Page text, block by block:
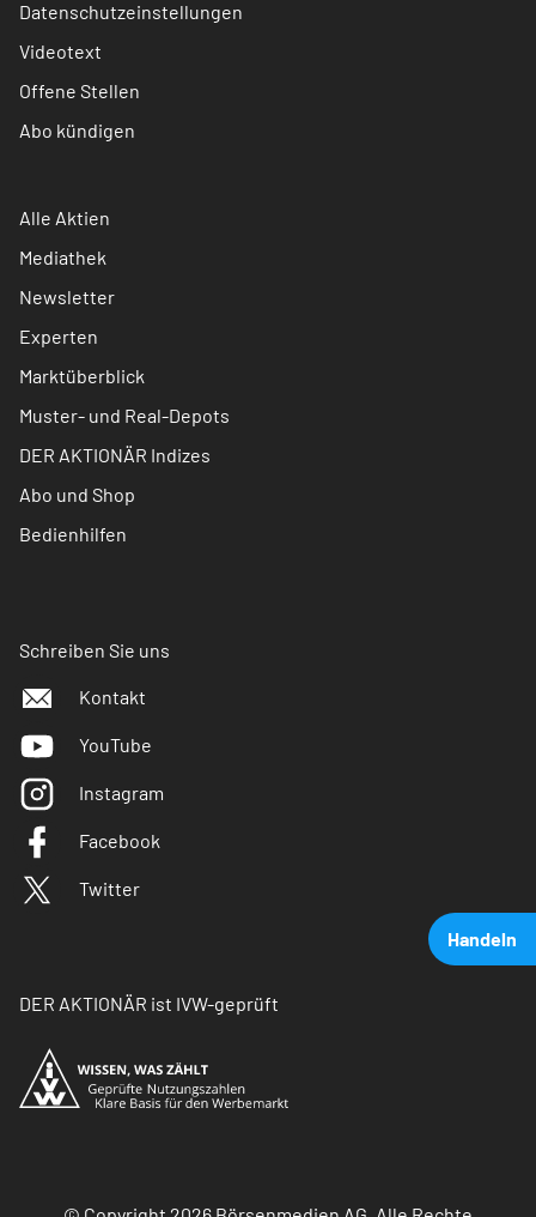
Handeln
Datenschutzeinstellungen
Videotext
Offene Stellen
Abo kündigen
Alle Aktien
Mediathek
Newsletter
Experten
Marktüberblick
Muster- und Real-Depots
DER AKTIONÄR Indizes
Abo und Shop
Bedienhilfen
Schreiben Sie uns
Kontakt
YouTube
Instagram
Facebook
Twitter
DER AKTIONÄR ist IVW-geprüft